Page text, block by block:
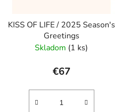
KISS OF LIFE / 2025 Season's
Greetings
Skladom (1 ks)
€67